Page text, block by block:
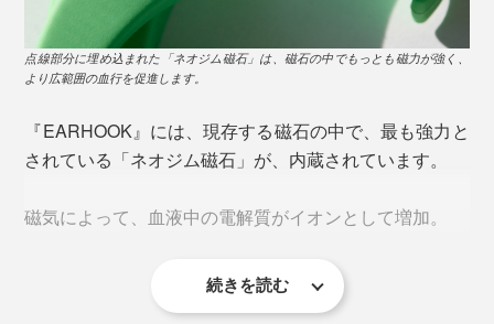
す。
点線部分に埋め込まれた「ネオジム磁石」は、磁石の中でもっとも磁力が強く、
より広範囲の血行を促進します。
『EARHOOK』には、現存する磁石の中で、最も強力と
されている「ネオジム磁石」が、内蔵されています。
磁気によって、血液中の電解質がイオンとして増加。
続きを読む